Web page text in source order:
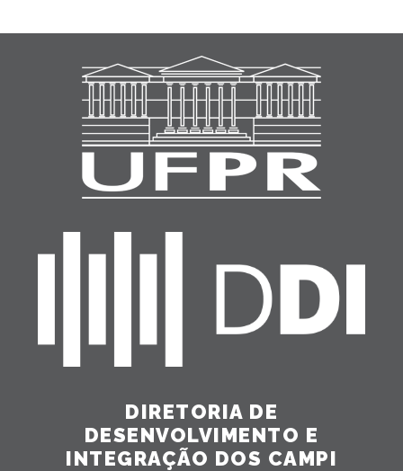
DIRETORIA DE
DESENVOLVIMENTO E
INTEGRAÇÃO DOS CAMPI